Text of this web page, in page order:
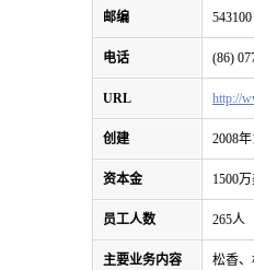
邮编 543100
电话 (86)
URL http://
创建 2008
资本金 1500
员工人数 265人
主要业务内容
松香